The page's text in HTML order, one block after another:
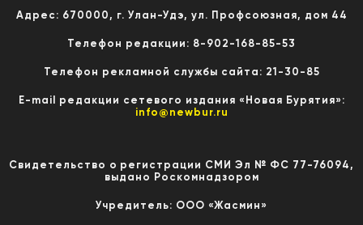
Адрес: 670000, г. Улан-Удэ, ул. Профсоюзная, дом 44
Телефон редакции: 8-902-168-85-53
Телефон рекламной службы сайта: 21-30-85
E-mail редакции сетевого издания «Новая Бурятия»:
info@newbur.ru
Свидетельство о регистрации СМИ Эл № ФС 77-76094,
выдано Роскомнадзором
Учредитель: ООО «Жасмин»